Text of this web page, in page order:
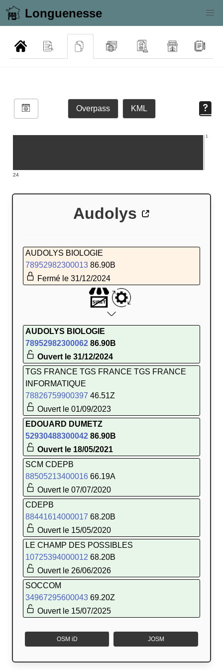
Longuenesse
Overpass KML
1
24
Audolys
AUDOLYS BIOLOGIE
78952982300013 86.90B
Fermé le 31/12/2024
AUDOLYS BIOLOGIE
78952982300062 86.90B
Ouvert le 31/12/2024
TGS FRANCE TGS FRANCE TGS FRANCE
INFORMATIQUE
78826759900397 46.51Z
Ouvert le 01/09/2023
EDOUARD DUMETZ
52930488300042 86.90B
Ouvert le 18/05/2021
SCM CDEPB
88505213400016 66.19A
Ouvert le 07/07/2020
CDEPB
88441614000017 68.20B
Ouvert le 15/05/2020
LE CHAMP DES POSSIBLES
10725394000012 68.20B
Ouvert le 26/06/2026
SOCCOM
34967295600043 69.20Z
Ouvert le 15/07/2025
OSM iD JOSM